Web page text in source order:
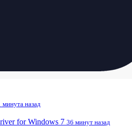
минута назад
for Windows 7 36 минут назад